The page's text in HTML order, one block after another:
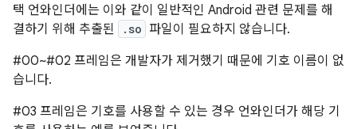
택 언와인더에는 이와 같이 일반적인 Android 관련 문제를 해
결하기 위해 추출된
.so 파일이 필요하지 않습니다.
#00~#02 프레임은 개발자가 제거했기 때문에 기호 이름이 없
습니다.
#03 프레임은 기호를 사용할 수 있는 경우 언와인더가 해당 기